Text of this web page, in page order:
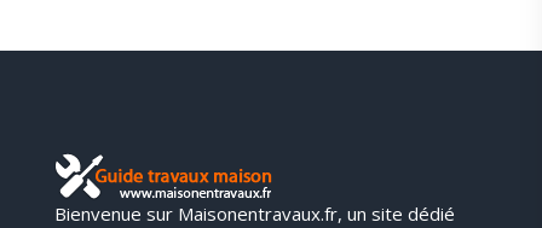
Bienvenue sur Maisonentravaux.fr, un site dédié